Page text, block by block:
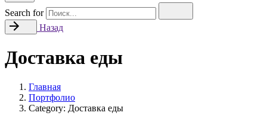
Search for
Назад
Доставка еды
Главная
Портфолио
Category: Доставка еды